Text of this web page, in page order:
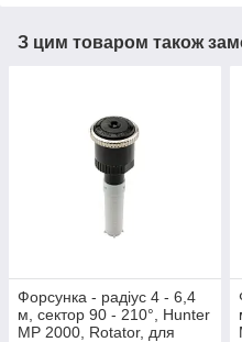
З цим товаром також
Форсунка - радіус 4 - 6,4
м, сектор 90 - 210°, Hunter
MP 2000, Rotator, для